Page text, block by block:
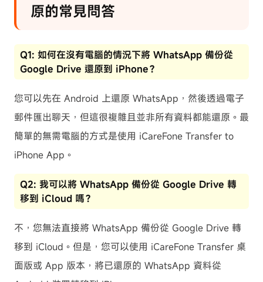
原的常見問答
Q1: 如何在沒有電腦的情況下將 WhatsApp 備份從
Google Drive 還原到 iPhone？
您可以先在 Android 上還原 WhatsApp，然後透過電子
郵件匯出聊天，但這很複雜且並非所有資料都能還原。最
簡單的無需電腦的方式是使用 iCareFone Transfer to
iPhone App。
Q2: 我可以將 WhatsApp 備份從 Google Drive 轉
移到 iCloud 嗎？
不，您無法直接將 WhatsApp 備份從 Google Drive 轉
移到 iCloud。但是，您可以使用 iCareFone Transfer 桌
面版或 App 版本，將已還原的 WhatsApp 資料從